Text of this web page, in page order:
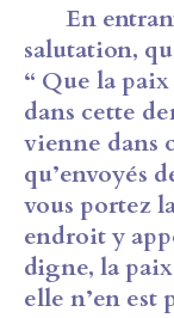
En entrant
salutation,
“ Que la
dans cette
vienne dans
qu’envoyés
vous portez
endroit y
digne, la
elle n’en est